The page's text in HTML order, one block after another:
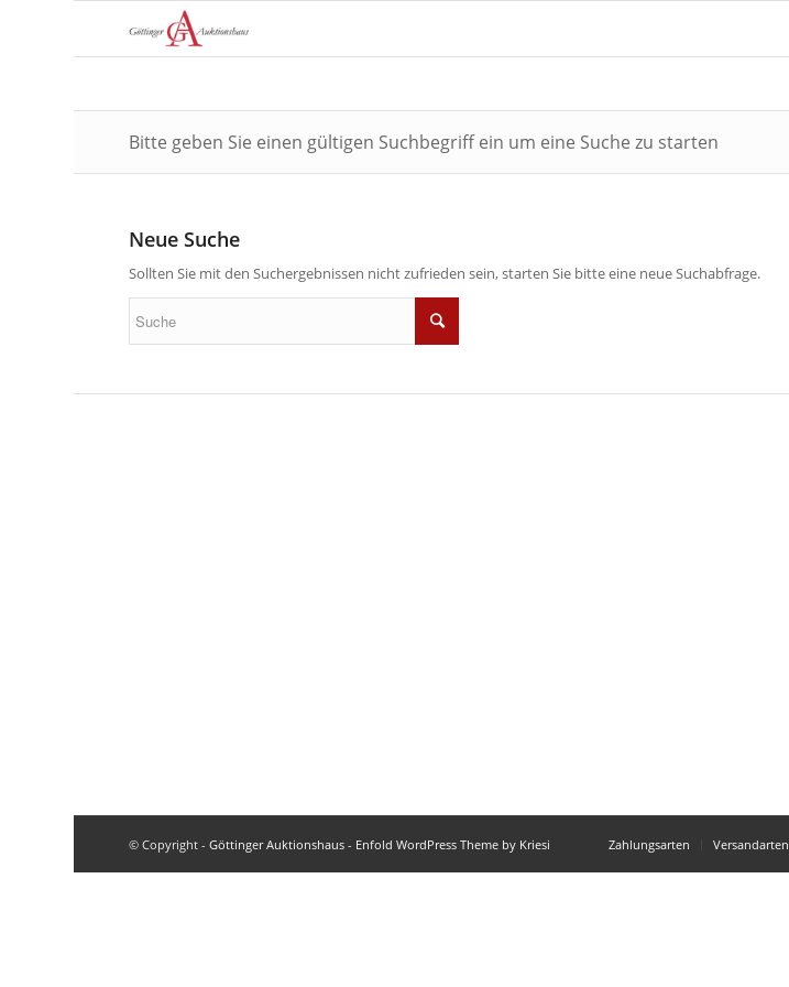
Bitte geben Sie einen gültigen Suchbegriff ein um eine Suche zu starten
Neue Suche
Sollten Sie mit den Suchergebnissen nicht zufrieden sein, starten Sie bitte eine neue Suchabfrage.
© Copyright -Göttinger Auktionshaus - Enfold WordPress Theme by Kriesi Zahlungsarten Versandarten